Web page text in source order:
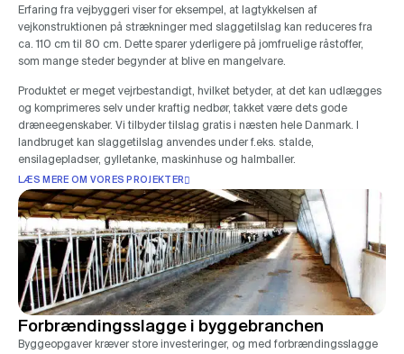
Erfaring fra vejbyggeri viser for eksempel, at lagtykkelsen af
vejkonstruktionen på strækninger med slaggetilslag kan reduceres fra
ca. 110 cm til 80 cm. Dette sparer yderligere på jomfruelige råstoffer,
som mange steder begynder at blive en mangelvare.
Produktet er meget vejrbestandigt, hvilket betyder, at det kan udlægges
og komprimeres selv under kraftig nedbør, takket være dets gode
dræneegenskaber. Vi tilbyder tilslag gratis i næsten hele Danmark. I
landbruget kan slaggetilslag anvendes under f.eks. stalde,
ensilagepladser, gylletanke, maskinhuse og halmballer.
LÆS MERE OM VORES PROJEKTER
Forbrændingsslagge i byggebranchen
Byggeopgaver kræver store investeringer, og med forbrændingsslagge